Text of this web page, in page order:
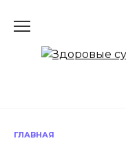
ГЛАВНАЯ